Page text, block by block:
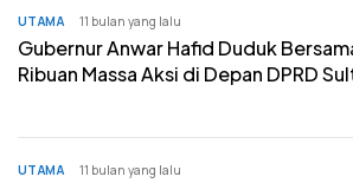
UTAMA 11 bulan yang lalu
Gubernur Anwar Hafid Duduk
Ribuan Massa Aksi di Depan DPRD
UTAMA 11 bulan yang lalu